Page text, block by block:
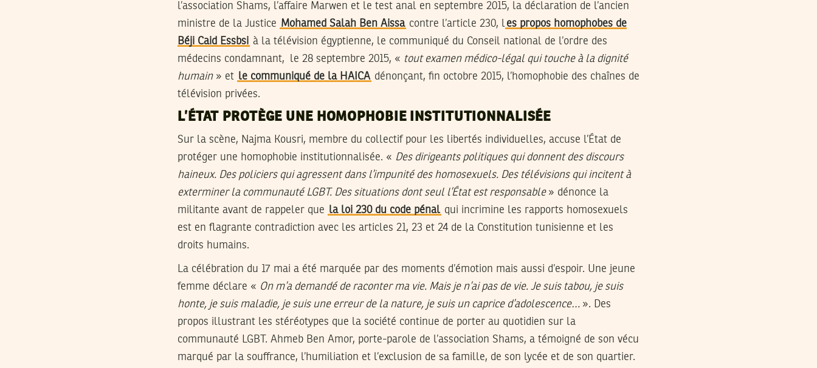
l’association Shams, l’affaire Marwen et le test anal en septembre 2015, la déclaration de l’ancien
ministre de la Justice Mohamed Salah Ben Aissa contre l’article 230, les propos homophobes de
Béji Caid Essbsi à la télévision égyptienne, le communiqué du Conseil national de l’ordre des
médecins condamnant, le 28 septembre 2015, « tout examen médico-légal qui touche à la dignité
humain» et le communiqué de la HAICA dénonçant, fin octobre 2015, l’homophobie des chaînes de
télévision privées.
L’ÉTAT PROTÈGE UNE HOMOPHOBIE INSTITUTIONNALISÉE
Sur la scène, Najma Kousri, membre du collectif pour les libertés individuelles, accuse l’État de
protéger une homophobie institutionnalisée. « Des dirigeants politiques qui donnent des discours
haineux. Des policiers qui agressent dans l’impunité des homosexuels. Des télévisions qui incitent à
exterminer la communauté LGBT. Des situations dont seul l’État est responsable » dénonce la
militante avant de rappeler que la loi 230 du code pénal qui incrimine les rapports homosexuels
est en flagrante contradiction avec les articles 21, 23 et 24 de la Constitution tunisienne et les
droits humains.
La célébration du 17 mai a été marquée par des moments d’émotion mais aussi d’espoir. Une jeune
femme déclare « On m’a demandé de raconter ma vie. Mais je n’ai pas de vie. Je suis tabou, je suis
honte, je suis maladie, je suis une erreur de la nature, je suis un caprice d’adolescence… ». Des
propos illustrant les stéréotypes que la société continue de porter au quotidien sur la
communauté LGBT. Ahmeb Ben Amor, porte-parole de l’association Shams, a témoigné de son vécu
marqué par la souffrance, l’humiliation et l’exclusion de sa famille, de son lycée et de son quartier.